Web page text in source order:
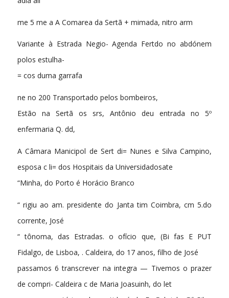
me 5 me a A Comarea da Sertã + mimada, nitro arm
Variante à Estrada Negio- Agenda Fertdo no abdónem
polos estulha-
= cos duma garrafa
ne no 200 Transportado pelos bombeiros,
Estão na Sertã os srs, Antônio deu entrada no 5º
enfermaria Q. dd,
A Câmara Manicipol de Sert di= Nunes e Silva Campino,
esposa c li= dos Hospitais da Universidadosate
“Minha, do Porto é Horácio Branco
“ rigiu ao am. presidente do Janta tim Coimbra, cm 5.do
corrente, José
“ tônoma, das Estradas. o ofício que, (Bi fas E PUT
Fidalgo, de Lisboa, . Caldeira, do 17 anos, filho de José
passamos 6 transcrever na integra — Tivemos o prazer
de compri- Caldeira c de Maria Joasuinh, do let